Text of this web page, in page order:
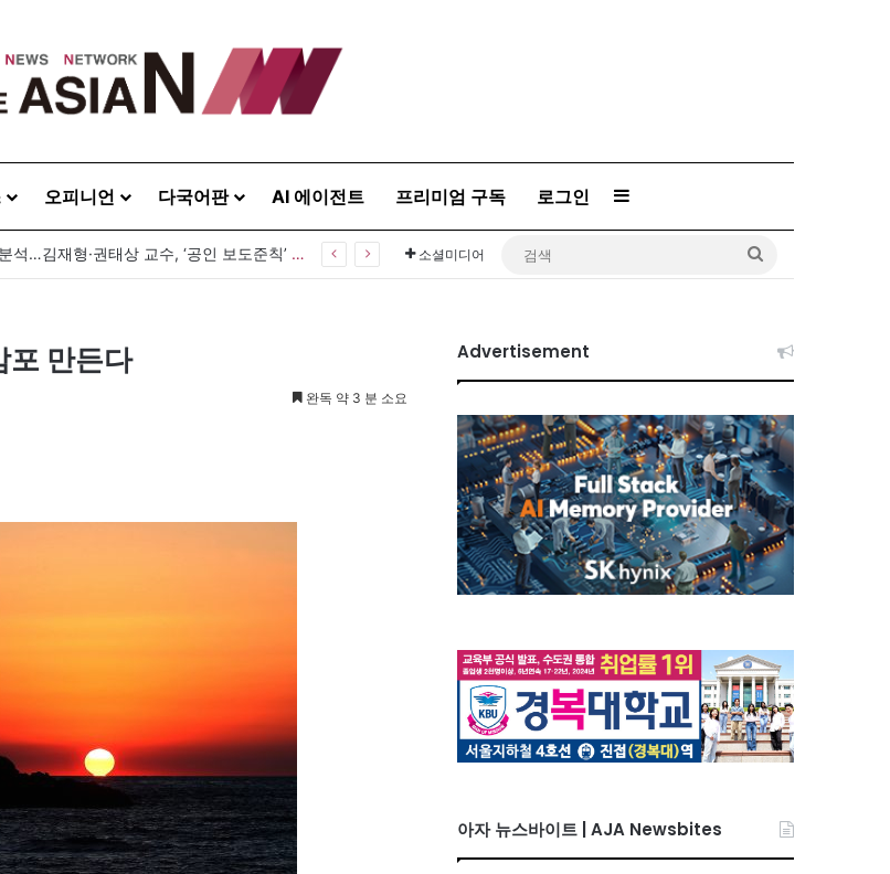
오피니언 다국어판 AI 에이전트 프리미엄 구독 로그인 Sidebar
공인 명예훼손 판결 첫 실증분석…김재형·권태상 교수, ‘공인 보도준칙’ 제안도 소셜미디어
포 만든다
완독 약 3 분 소요
Advertisement
아자 뉴스바이트 | AJA Newsbites